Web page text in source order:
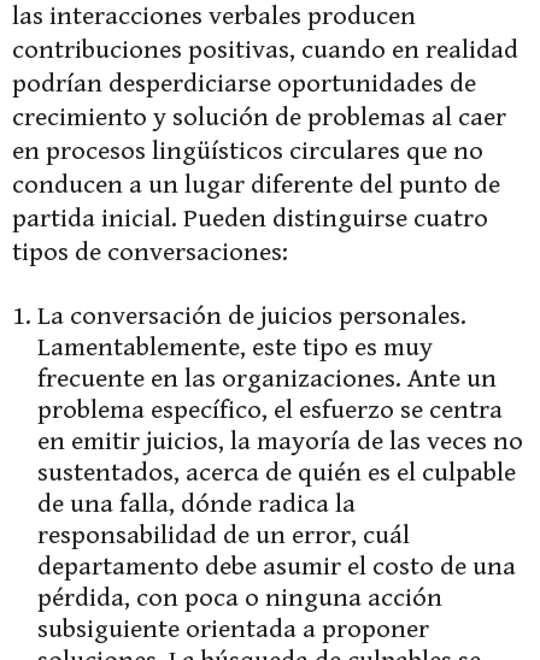
las interacciones verbales producen
contribuciones positivas, cuando en realidad
podrían desperdiciarse oportunidades de
crecimiento y solución de problemas al caer
en procesos lingüísticos circulares que no
conducen a un lugar diferente del punto de
partida inicial. Pueden distinguirse cuatro
tipos de conversaciones:
La conversación de juicios personales.
Lamentablemente, este tipo es muy
frecuente en las organizaciones. Ante un
problema específico, el esfuerzo se centra
en emitir juicios, la mayoría de las veces no
sustentados, acerca de quién es el culpable
de una falla, dónde radica la
responsabilidad de un error, cuál
departamento debe asumir el costo de una
pérdida, con poca o ninguna acción
subsiguiente orientada a proponer